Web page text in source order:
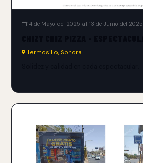
14 de Mayo del 2025 al 13 de Junio del 2025
Hermosillo, Sonora